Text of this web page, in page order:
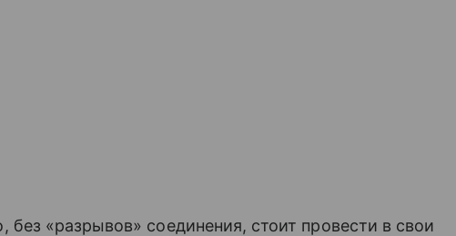
без «разрывов» соединения, стоит провести в свои